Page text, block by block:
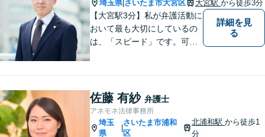
ご相談ください。
埼玉県| さいたま市大宮区 大宮駅 から徒歩3分
【大宮駅3分】私が弁護活動に
おいて最も大切にしているの
は、「スピード」です。可能
で、少しでもご依頼者様の安
心につながるように尽くして
おります。
詳細を見
る
佐藤 有紗 弁護士
アネモネ法律事務所
埼玉
県
|
さいたま市浦和
区
北浦和駅から徒歩1
分